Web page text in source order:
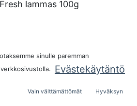
lammas 100g
sinulle paremman
Evästekäytäntö
Vain välttämättömät Hyväksyn